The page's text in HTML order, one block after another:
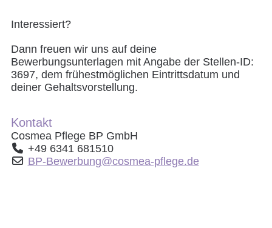
Interessiert?
Dann freuen wir uns auf deine
Bewerbungsunterlagen mit Angabe der Stellen-ID:
3697, dem frühestmöglichen Eintrittsdatum und
deiner Gehaltsvorstellung.
Kontakt
Cosmea Pflege BP GmbH
+49 6341 681510
BP-Bewerbung@cosmea-pflege.de